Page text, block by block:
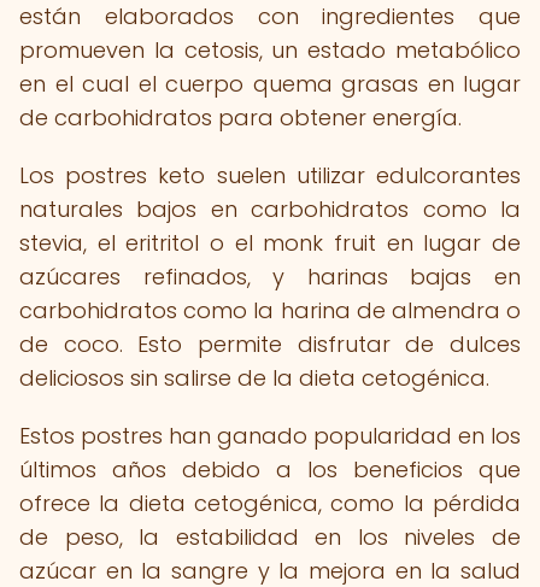
están elaborados con ingredientes que
promueven la cetosis, un estado metabólico
en el cual el cuerpo quema grasas en lugar
de carbohidratos para obtener energía.
Los postres keto suelen utilizar edulcorantes
naturales bajos en carbohidratos como la
stevia, el eritritol o el monk fruit en lugar de
azúcares refinados, y harinas bajas en
carbohidratos como la harina de almendra o
de coco. Esto permite disfrutar de dulces
deliciosos sin salirse de la dieta cetogénica.
Estos postres han ganado popularidad en los
últimos años debido a los beneficios que
ofrece la dieta cetogénica, como la pérdida
de peso, la estabilidad en los niveles de
azúcar en la sangre y la mejora en la salud